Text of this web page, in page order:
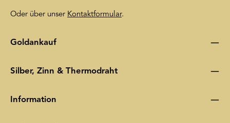
Oder über unser Kontaktformular.
Goldankauf
Silber, Zinn & Thermodraht
Information